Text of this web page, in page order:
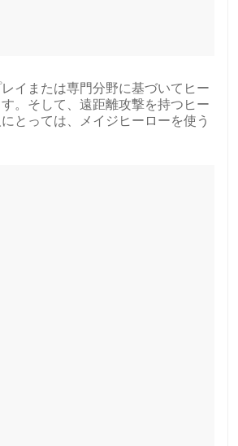
イまたは専門分野に基づいてヒー
。そして、遠距離攻撃を持つヒー
とっては、メイジヒーローを使う